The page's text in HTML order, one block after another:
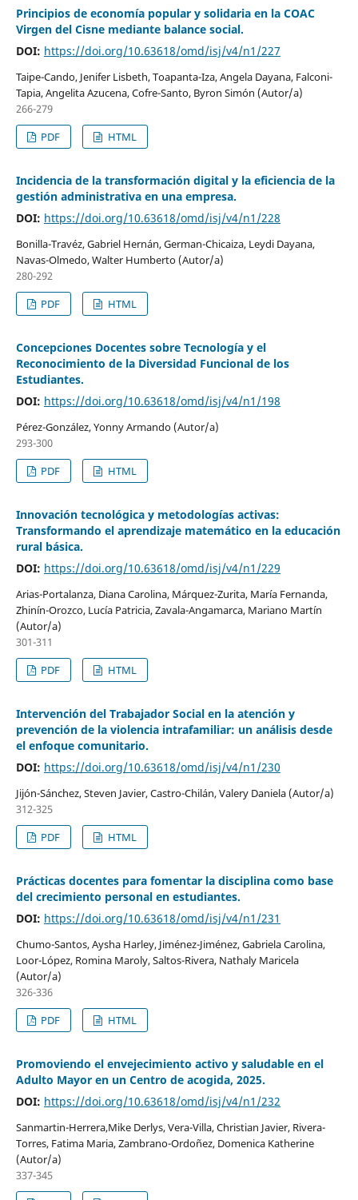
Principios de economía popular y solidaria en la COAC
Virgen del Cisne mediante balance social.
DOI: https://doi.org/10.63618/omd/isj/v4/n1/227
Taipe-Cando, Jenifer Lisbeth, Toapanta-Iza, Angela Dayana, Falconi-
Tapia, Angelita Azucena, Cofre-Santo, Byron Simón (Autor/a)
266-279
PDF
HTML
Incidencia de la transformación digital y la eficiencia de la
gestión administrativa en una empresa.
DOI: https://doi.org/10.63618/omd/isj/v4/n1/228
Bonilla-Travéz, Gabriel Hernán, German-Chicaiza, Leydi Dayana,
Navas-Olmedo, Walter Humberto (Autor/a)
280-292
PDF
HTML
Concepciones Docentes sobre Tecnología y el
Reconocimiento de la Diversidad Funcional de los
Estudiantes.
DOI: https://doi.org/10.63618/omd/isj/v4/n1/198
Pérez-González, Yonny Armando (Autor/a)
293-300
PDF
HTML
Innovación tecnológica y metodologías activas:
Transformando el aprendizaje matemático en la educación
rural básica.
DOI: https://doi.org/10.63618/omd/isj/v4/n1/229
Arias-Portalanza, Diana Carolina, Márquez-Zurita, María Fernanda,
Zhinín-Orozco, Lucía Patricia, Zavala-Angamarca, Mariano Martín
(Autor/a)
301-311
PDF
HTML
Intervención del Trabajador Social en la atención y
prevención de la violencia intrafamiliar: un análisis desde
el enfoque comunitario.
DOI: https://doi.org/10.63618/omd/isj/v4/n1/230
Jijón-Sánchez, Steven Javier, Castro-Chilán, Valery Daniela (Autor/a)
312-325
PDF
HTML
Prácticas docentes para fomentar la disciplina como base
del crecimiento personal en estudiantes.
DOI: https://doi.org/10.63618/omd/isj/v4/n1/231
Chumo-Santos, Aysha Harley, Jiménez-Jiménez, Gabriela Carolina,
Loor-López, Romina Maroly, Saltos-Rivera, Nathaly Maricela
(Autor/a)
326-336
PDF
HTML
Promoviendo el envejecimiento activo y saludable en el
Adulto Mayor en un Centro de acogida, 2025.
DOI: https://doi.org/10.63618/omd/isj/v4/n1/232
Sanmartin-Herrera,Mike Derlys, Vera-Villa, Christian Javier, Rivera-
Torres, Fatima Maria, Zambrano-Ordoñez, Domenica Katherine
(Autor/a)
337-345